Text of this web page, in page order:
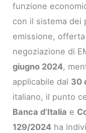
funzione
con il sistema dei
emissione,
negoziazione di
giugno 2024,
applicabile dal 30
italiano, il punto
Banca d’Italia e
129/2024 ha